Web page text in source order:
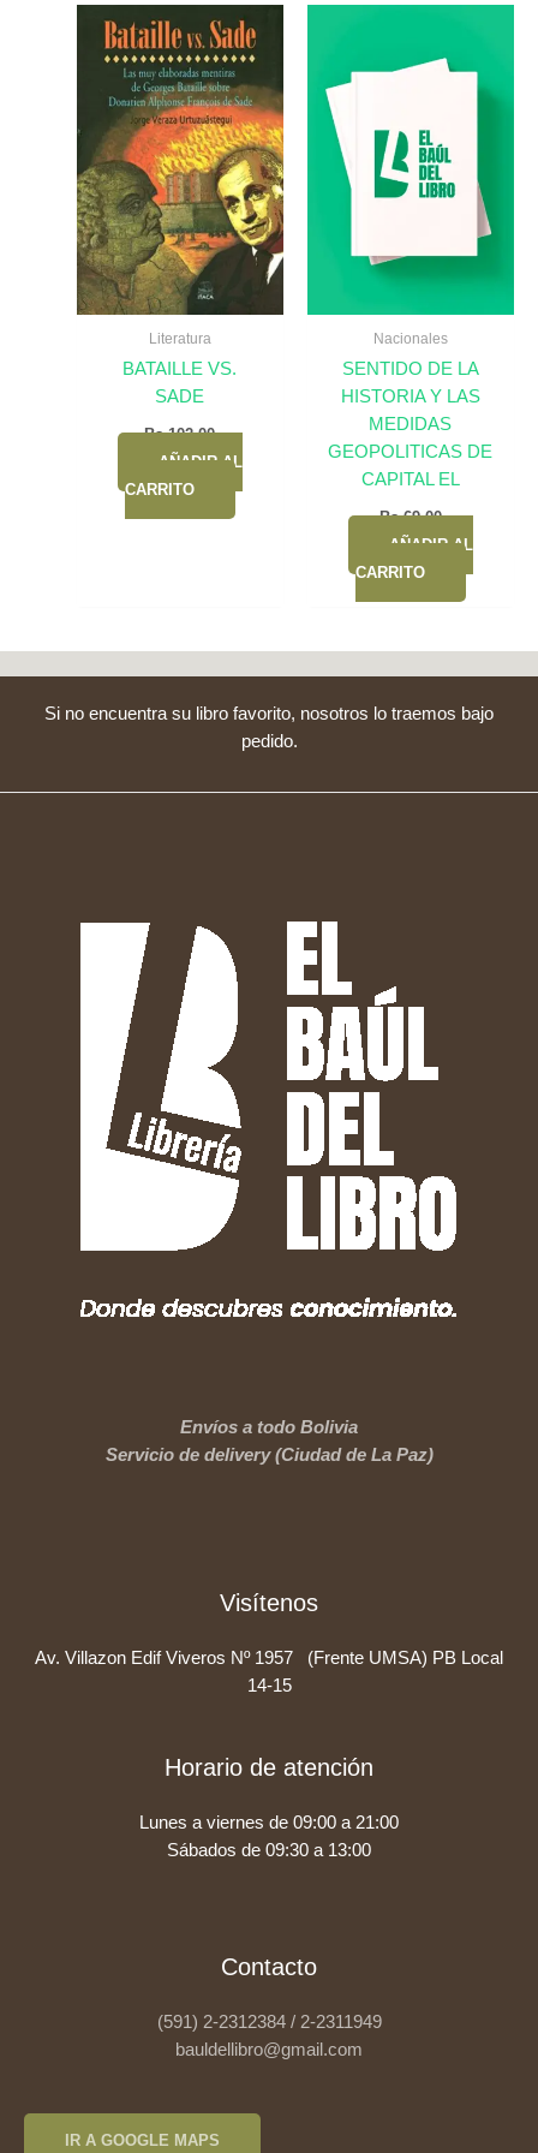
Literatura
BATAILLE VS.
SADE
Bs.102,00
AÑADIR AL
CARRITO
Nacionales
SENTIDO DE LA
HISTORIA Y LAS
MEDIDAS
GEOPOLITICAS DE
CAPITAL EL
Bs.69,00
AÑADIR AL
CARRITO
Si no encuentra su libro favorito, nosotros lo traemos bajo
pedido.
Envíos a todo Bolivia
Servicio de delivery (Ciudad de La Paz)
Visítenos
Av. Villazon Edif Viveros Nº 1957 (Frente UMSA) PB Local
14-15
Horario de atención
Lunes a viernes de 09:00 a 21:00
Sábados de 09:30 a 13:00
Contacto
(591) 2-2312384 / 2-2311949
bauldellibro@gmail.com
IR A GOOGLE MAPS